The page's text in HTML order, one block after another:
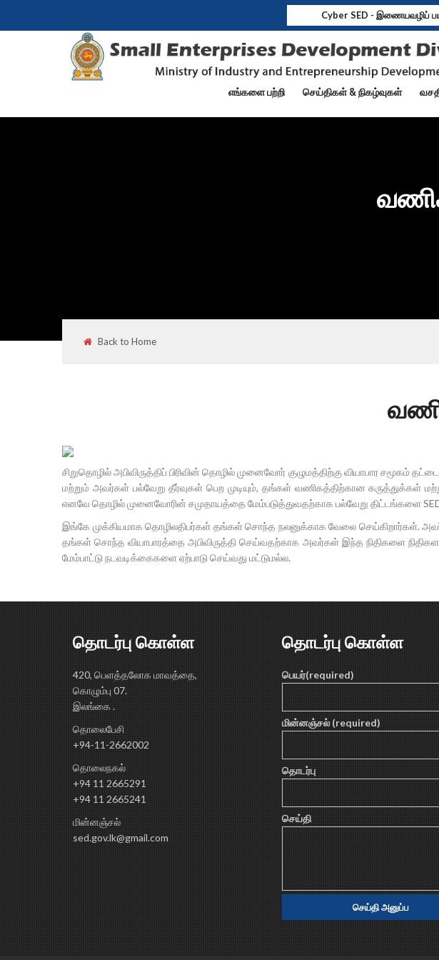
Cyber SED - இணையவழிப்
எங்களை பற்றி செய்திகள் & நிகழ்வுகள்
Back to Home
சிறுதொழில் அபிவிருத்திப் பிரிவின் தொழில் முனைவோர் குழுமத்திற்கு வியாபார
மற்றும் அவர்கள் பல்வேறு தீர்வுகள் பெற முடியும், தங்கள் வணிகத்திற்கான கருத்துக்கள்
எனவே தொழில் முனைவோரின் சமுதாயத்தை மேம்படுத்துவதற்காக பல்வேறு திட்டங்களை SED
இங்கே முக்கியமாக தொழிலதிபர்கள் தங்கள் சொந்த நலனுக்காக வேலை செய்கிறார்கள்.
தங்கள் சொந்த வியாபாரத்தை அபிவிருத்தி செய்வதற்காக அவர்கள் இந்த நிதிகளை
மேம்பாட்டு நடவடிக்கைகளை ஏற்பாடு செய்வது மட்டுமல்ல.
தொடர்பு கொள்ள
420, பெளத்தலோக மாவத்தை,
கொழும்பு 07.
இலங்கை .
தொலைபேசி
+94-11-2662002
தொலைநகல்
+94 11 2665291
+94 11 2665241
மின்னஞ்சல்
sed.gov.lk@gmail.com
தொடர்பு கொள்ள
பெயர்(required)
மின்னஞ்சல் (required)
தொடர்பு
செய்தி